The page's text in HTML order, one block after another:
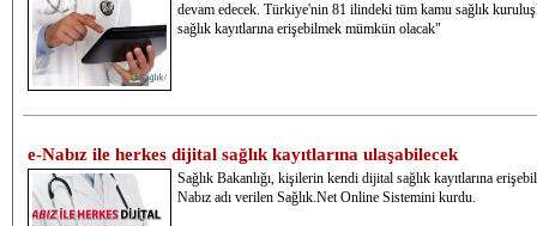
devam edecek. Türkiye'nin 81 ilindeki tüm kamu sağlık
sağlık kayıtlarına erişebilmek mümkün olacak"
e-Nabız ile herkes dijital sağlık kayıtlarına ulaşabilecek
Sağlık Bakanlığı, kişilerin kendi dijital sağlık kayıtlarına
Nabız adı verilen Sağlık.Net Online Sistemini kurdu.